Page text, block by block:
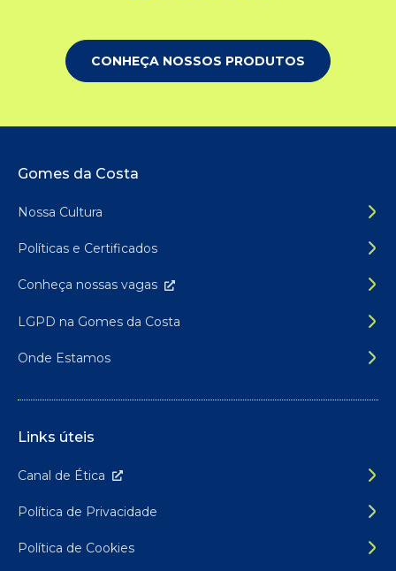
CONHEÇA NOSSOS PRODUTOS
Rodapé do site
Gomes da Costa
Nossa Cultura
Políticas e Certificados
Conheça nossas vagas
LGPD na Gomes da Costa
Onde Estamos
Links úteis
Canal de Ética
Política de Privacidade
Política de Cookies